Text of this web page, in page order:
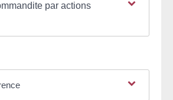
par actions